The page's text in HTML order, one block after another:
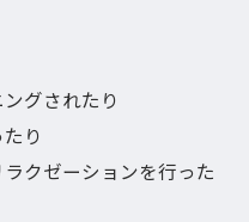
グされたり
り
クゼーションを行った